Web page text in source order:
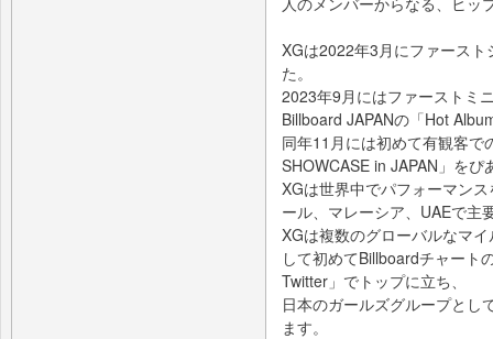
XGは2022年3月にファース
た。
2023年9月にはファーストミ
Billboard JAPANの「Hot
同年11月には初めて有観客で
SHOWCASE in JAPAN」を
XGは世界中でパフォーマン
ール、マレーシア、UAEで主
XGは複数のグローバルなマ
して初めてBillboardチャート
Twitter」でトップに立ち、
日本のガールズグループとし
ます。